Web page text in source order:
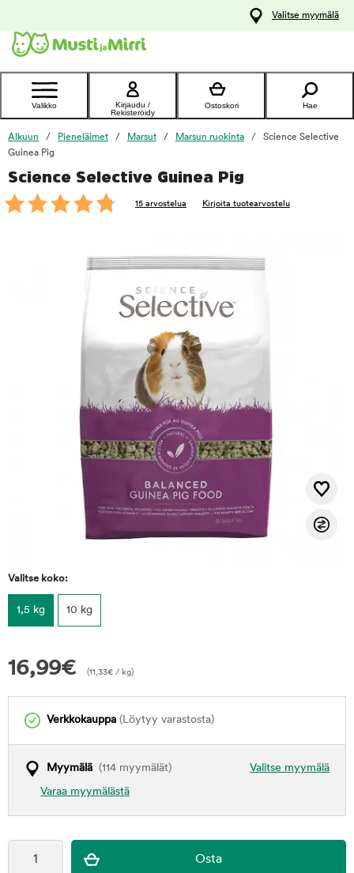
Ota yhteyttä
asiakaspalveluun
Valitse myymälä
Valikko
Kirjaudu /
Rekisteröidy
Ostoskori Hae
Alkuun Pieneläimet Marsut Marsun ruokinta
Science Selective
Guinea Pig
Science Selective Guinea Pig
15 arvostelua Kirjoita tuotearvostelu
Valitse koko:
1,5 kg 10 kg
16,99€ (11,33€ / kg)
Verkkokauppa (Löytyy varastosta)
Valitse myymälä
Myymälä (114 myymälät)
Varaa myymälästä
foo